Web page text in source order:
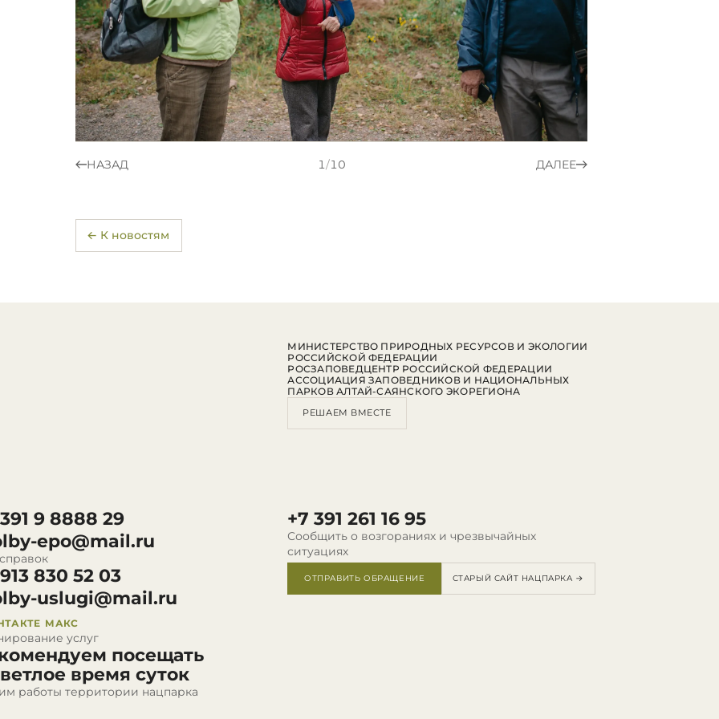
НАЗАД 1/10 ДАЛЕЕ
← К новостям
9 8888 29
epo@mail.ru
830 52 03
uslugi@mail.ru
МАКС
услуг
посещать
время суток
работы территории нацпарка
+7 391 261 16 95
Сообщить о возгораниях и чрезвычайных
ситуациях
ОТПРАВИТЬ ОБРАЩЕНИЕ СТАРЫЙ САЙТ НАЦПАРКА →
МИНИСТЕРСТВО ПРИРОДНЫХ РЕСУРСОВ И ЭКОЛОГИИ
РОССИЙСКОЙ ФЕДЕРАЦИИ
РОСЗАПОВЕДЦЕНТР РОССИЙСКОЙ ФЕДЕРАЦИИ
АССОЦИАЦИЯ ЗАПОВЕДНИКОВ И НАЦИОНАЛЬНЫХ
ПАРКОВ АЛТАЙ-САЯНСКОГО ЭКОРЕГИОНА
РЕШАЕМ ВМЕСТЕ